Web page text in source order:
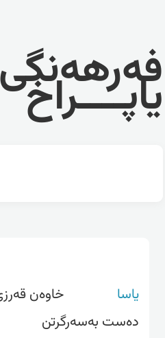
فەرهەنگی
یاپــــراخ
یاسا
خاوەن
دەست بەسەرگرتن